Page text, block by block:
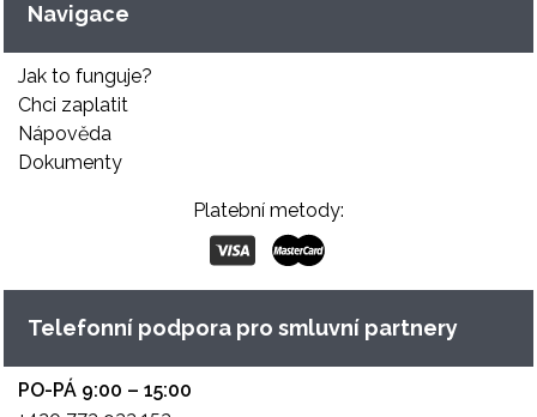
Navigace
Jak to funguje?
Chci zaplatit
Nápověda
Dokumenty
Platební metody:
Telefonní podpora pro smluvní partnery
PO-PÁ 9:00 – 15:00